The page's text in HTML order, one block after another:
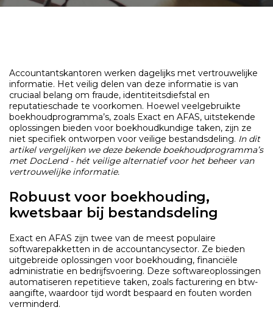
Accountantskantoren werken dagelijks met vertrouwelijke
informatie. Het veilig delen van deze informatie is van
cruciaal belang om fraude, identiteitsdiefstal en
reputatieschade te voorkomen. Hoewel veelgebruikte
boekhoudprogramma’s, zoals Exact en AFAS, uitstekende
oplossingen bieden voor boekhoudkundige taken, zijn ze
niet specifiek ontworpen voor veilige bestandsdeling. In dit
artikel vergelijken we deze bekende boekhoudprogramma’s
met DocLend - hét veilige alternatief voor het beheer van
vertrouwelijke informatie.
Robuust voor boekhouding,
kwetsbaar bij bestandsdeling
Exact en AFAS zijn twee van de meest populaire
softwarepakketten in de accountancysector. Ze bieden
uitgebreide oplossingen voor boekhouding, financiële
administratie en bedrijfsvoering. Deze softwareoplossingen
automatiseren repetitieve taken, zoals facturering en btw-
aangifte, waardoor tijd wordt bespaard en fouten worden
verminderd.